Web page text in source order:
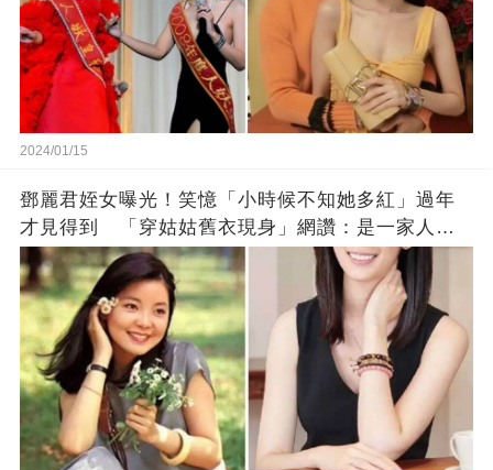
2024/01/15
鄧麗君姪女曝光！笑憶「小時候不知她多紅」過年
才見得到 「穿姑姑舊衣現身」網讚：是一家人沒
錯!